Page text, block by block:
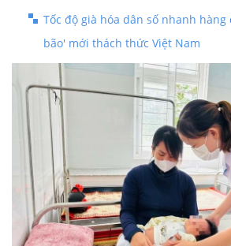
Tốc độ già hóa dân số nhanh
bão' mới thách thức Việt Nam